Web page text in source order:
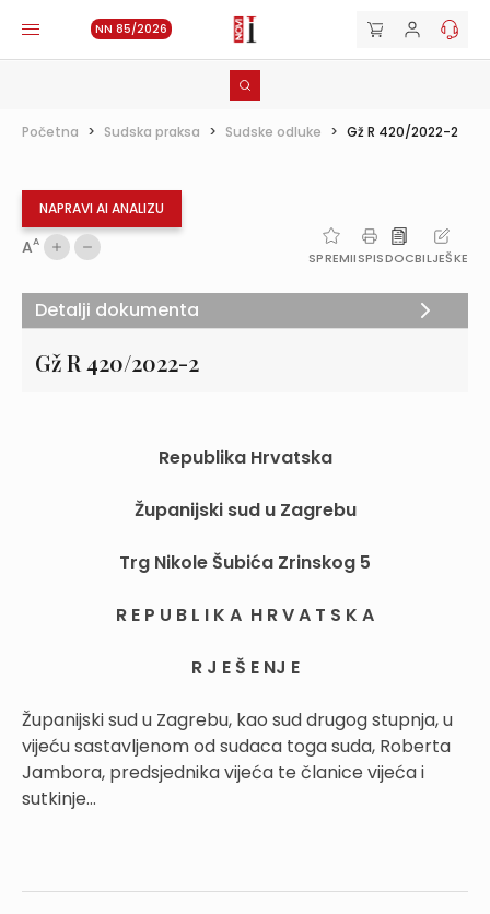
NN 85/2026
Početna > Sudska praksa > Sudske odluke > Gž R 420/2022-2
NAPRAVI AI ANALIZU
AA
SPREMIISPISDOCBILJEŠKE
Gž R 420/2022-2
Republika Hrvatska
Županijski sud u Zagrebu
Trg Nikole Šubića Zrinskog 5
R E P U B L I K A H R V A T S K A
R J E Š E NJ E
Županijski sud u Zagrebu, kao sud drugog stupnja, u
vijeću sastavljenom od sudaca toga suda, Roberta
Jambora, predsjednika vijeća te članice vijeća i
sutkinje...
Detalji dokumenta